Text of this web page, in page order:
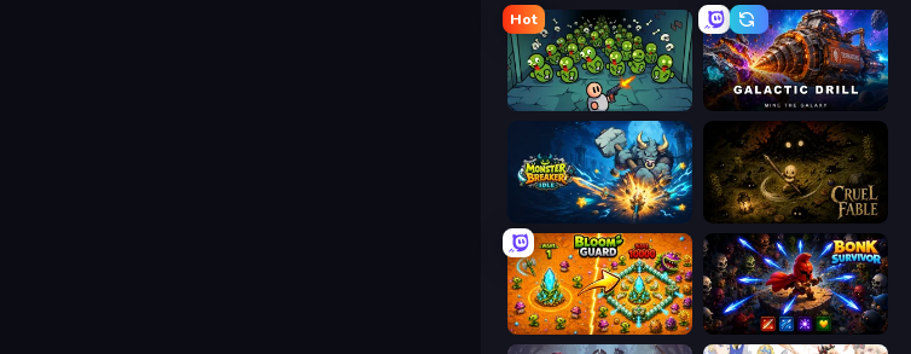
Hot
Base Defence Galactic Drill
Monster Breaker Idle Cruel Fable
BloomGuard